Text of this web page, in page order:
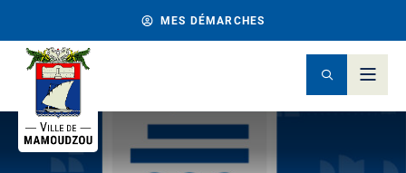
MES DÉMARCHES